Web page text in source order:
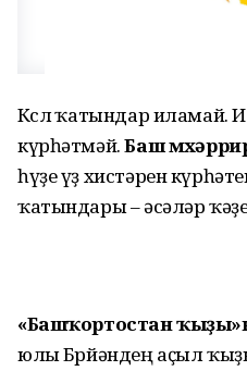
Көслө ҡатындар иламай.
күрһәтмәй.Баш
һүҙе үҙ хистәрен
ҡатындары – әсәләр
«Башҡортостан
юлы Бөрйәндең аҫыл